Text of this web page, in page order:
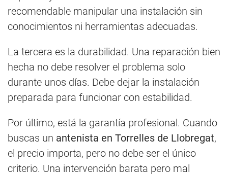
recomendable manipular una instalación sin
conocimientos ni herramientas adecuadas.
La tercera es la durabilidad. Una reparación bien
hecha no debe resolver el problema solo
durante unos días. Debe dejar la instalación
preparada para funcionar con estabilidad.
Por último, está la garantía profesional. Cuando
buscas un antenista en Torrelles de Llobregat,
el precio importa, pero no debe ser el único
criterio. Una intervención barata pero mal